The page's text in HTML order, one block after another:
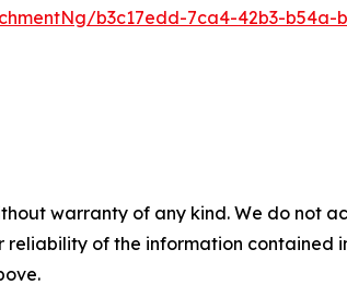
b3c17edd-7ca4-42b3-b54a-
warranty of any kind. We do not
reliability of the information